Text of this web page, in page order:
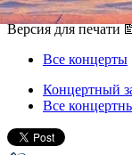
14 марта 2013,
Версия для печати
Все концерты
Концертный
Все